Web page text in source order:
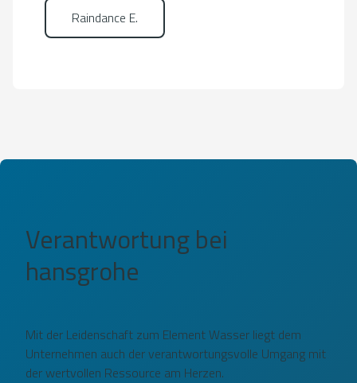
Raindance E.
Verantwortung bei
hansgrohe
Mit der Leidenschaft zum Element Wasser liegt dem
Unternehmen auch der verantwortungsvolle Umgang mit
der wertvollen Ressource am Herzen.